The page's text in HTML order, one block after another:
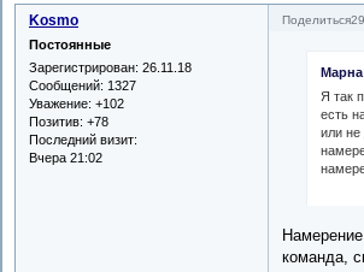
Поделиться
Kosmo
Постоянные
Зарегистрирован: 26.11.18
Сообщений: 1327
Уважение: +102
Позитив: +78
Последний визит:
Вчера 21:02
Марна
Я так
есть
или не
команда,